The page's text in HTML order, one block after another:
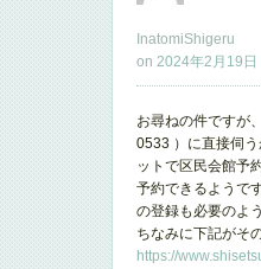
InatomiShigeru
on 2024年2月19日
お尋ねの件ですが
0533 ）に直接伺
ットで区民会館予
予約できるようで
の登録も必要のよ
ちなみに下記がそ
https://